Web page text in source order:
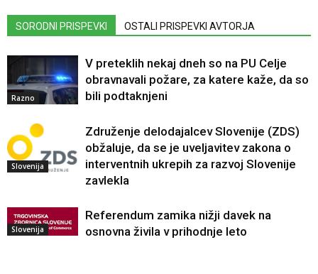
SORODNI PRISPEVKI OSTALI PRISPEVKI AVTORJA
Razno
V preteklih nekaj dneh so na PU Celje
obravnavali požare, za katere kaže, da so
bili podtaknjeni
Slovenija
Združenje delodajalcev Slovenije (ZDS)
obžaluje, da se je uveljavitev zakona o
interventnih ukrepih za razvoj Slovenije
zavlekla
Slovenija
Referendum zamika nižji davek na
osnovna živila v prihodnje leto